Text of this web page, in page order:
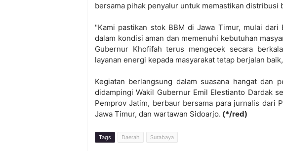
bersama pihak penyalur untuk memastikan distribusi
"Kami pastikan stok BBM di Jawa Timur, mulai dari
dalam kondisi aman dan memenuhi kebutuhan
Gubernur Khofifah terus mengecek secara
layanan energi kepada masyarakat tetap berjalan
Kegiatan berlangsung dalam suasana hangat dan
didampingi Wakil Gubernur Emil Elestianto Dardak
Pemprov Jatim, berbaur bersama para jurnalis dari
Jawa Timur, dan wartawan Sidoarjo. (*/red)
Tags Daerah Surabaya